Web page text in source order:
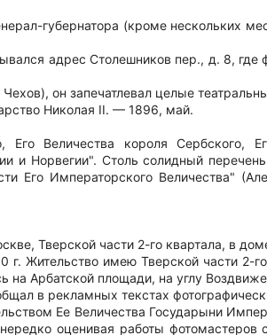
губернатора (кроме нескольких
адрес Столешников пер., д. 8, где
он запечатлевал целые
Николая II. — 1896, май.
Величества короля Сербского,
и Норвегии". Столь солидный
Его Императорского Величества"
Тверской части 2-го квартала, в
г. Жительство имею Тверской части 2-
на Арбатской площади, на углу
в рекламных текстах
Ее Величества Государыни
оценивая работы